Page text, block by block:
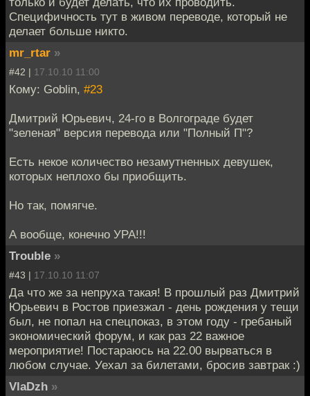
Специфичность тут в живом переводе, который не
делает больше никто.
mr_rtar »
#42 | 17.10.10 11:00
Кому: Goblin, #23
Дмитрий Юрьевич, 24-го в Волгограде будет
"зеленая" версия перевода или "Полный П"?
Есть некое количество незамутненных девушек,
которых неплохо бы приобщить.
Но так, помягче.
А вообще, конечно УРА!!!
Trouble »
#43 | 17.10.10 11:07
Да что же за непруха такая! В прошлый раз Дмитрий
Юрьевич в Ростов приезжал - день рождения у тещи
был, не попал на спецпоказ, в этом году - гребаный
экономический форум, и как раз 22 важное
мероприятие! Постараюсь на 22.00 вырваться в
любом случае. Уехал за билетами, бросив завтрак :)
VlaDzh »